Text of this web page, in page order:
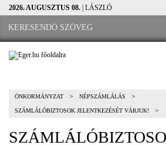
2026. AUGUSZTUS 08. | LÁSZLÓ
ÖNKORMÁNYZAT > NÉPSZÁMLÁLÁS >
SZÁMLÁLÓBIZTOSOK JELENTKEZÉSÉT VÁRJUK! >